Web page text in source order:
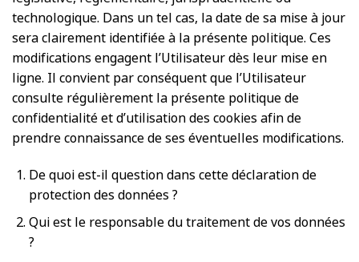
technologique. Dans un tel cas, la date de sa mise à jour
sera clairement identifiée à la présente politique. Ces
modifications engagent l’Utilisateur dès leur mise en
ligne. Il convient par conséquent que l’Utilisateur
consulte régulièrement la présente politique de
confidentialité et d’utilisation des cookies afin de
prendre connaissance de ses éventuelles modifications.
De quoi est-il question dans cette déclaration de
protection des données ?
Qui est le responsable du traitement de vos données
?